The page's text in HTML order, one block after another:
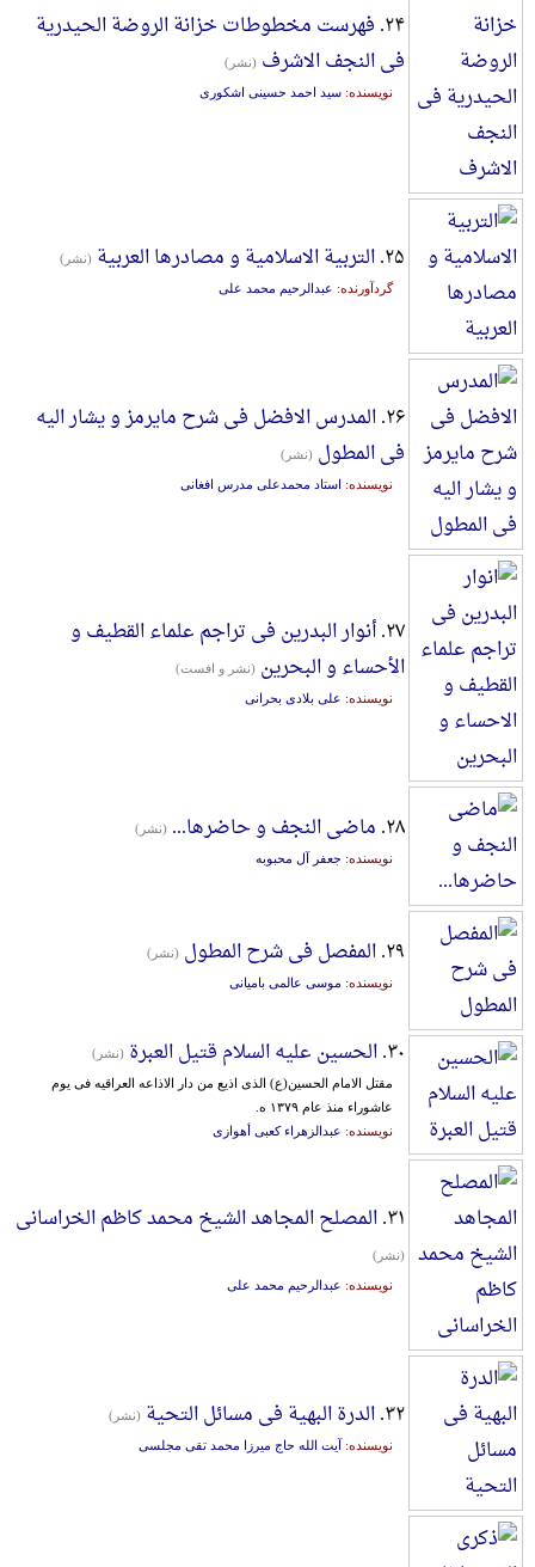
۲۴. فهرست مخطوطات خزانة الروضة الحیدریة
فی النجف الاشرف (نشر)
نویسنده: سید احمد حسینی اشکوری
۲۵. التربیة الاسلامیة و مصادرها العربیة (نشر)
گردآورنده: عبدالرحیم محمد علی
۲۶. المدرس الافضل فی شرح مایرمز و یشار الیه
فی المطول (نشر)
نویسنده: استاد محمدعلی مدرس افغانی
۲۷. أنوار البدرین فی تراجم علماء القطیف و
الأحساء و البحرین (نشر و افست)
نویسنده: علی بلادی بحرانی
۲۸. ماضی النجف و حاضرها... (نشر)
نویسنده: جعفر آل محبوبه
۲۹. المفصل فی شرح المطول (نشر)
نویسنده: موسی عالمی بامیانی
۳۰. الحسین علیه السلام قتیل العبرة (نشر)
مقتل‌ الامام‌ الحسین‌(ع‌) الذی‌ اذیع‌ من‌ دار الاذاعه‌ العراقیه‌ فی‌ یوم‌
عاشوراء منذ عام‌ ۱۳۷۹ ه.
نویسنده: عبدالزهراء کعبی أهوازی
۳۱. المصلح المجاهد الشیخ محمد کاظم الخراسانی
(نشر)
نویسنده: عبدالرحیم محمد علی
۳۲. الدرة البهیة فی مسائل التحیة (نشر)
نویسنده: آیت الله حاج میرزا محمد تقی مجلسی